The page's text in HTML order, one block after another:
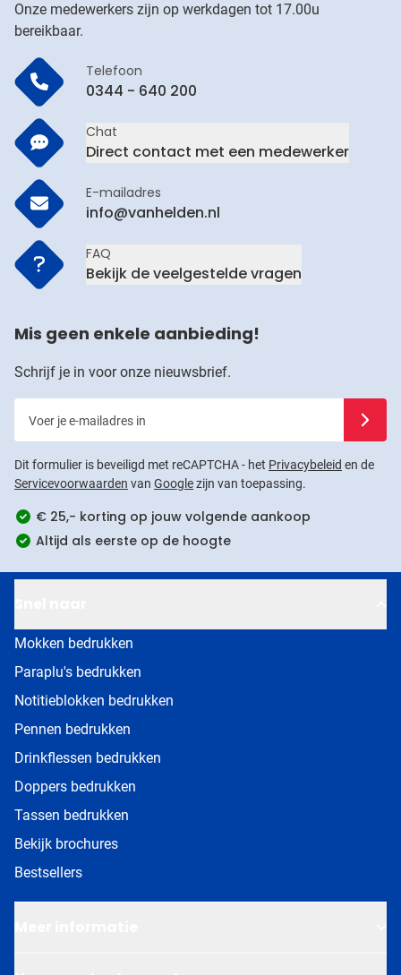
Onze medewerkers zijn op werkdagen tot 17.00u
bereikbaar.
Telefoon
0344 - 640 200
Chat
Direct contact met een medewerker
E-mailadres
info@vanhelden.nl
FAQ
Bekijk de veelgestelde vragen
Mis geen enkele aanbieding!
Schrijf je in voor onze nieuwsbrief.
Dit formulier is beveiligd met reCAPTCHA - het Privacybeleid en de
Servicevoorwaarden van Googlezijn van toepassing.
€ 25,- korting op jouw volgende aankoop
Altijd als eerste op de hoogte
Mokken bedrukken
Paraplu's bedrukken
Notitieblokken bedrukken
Pennen bedrukken
Drinkflessen bedrukken
Doppers bedrukken
Tassen bedrukken
Bekijk brochures
Bestsellers